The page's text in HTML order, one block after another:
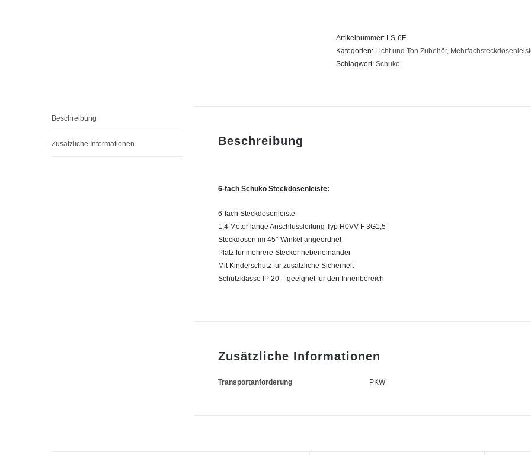
Menge
Artikelnummer: LS-6F
Kategorien: Licht und Ton Zubehör,
Schlagwort: Schuko
Beschreibung
Zusätzliche Informationen Beschreibung
6-fach Schuko Steckdosenleiste:
6-fach Steckdosenleiste
1,4 Meter lange Anschlussleitung Typ H0VV-F 3G1,5
Steckdosen im 45° Winkel angeordnet
Platz für mehrere Stecker nebeneinander
Mit Kinderschutz für zusätzliche Sicherheit
Schutzklasse IP 20 – geeignet für den Innenbereich
Zusätzliche Informationen
Transportanforderung PKW